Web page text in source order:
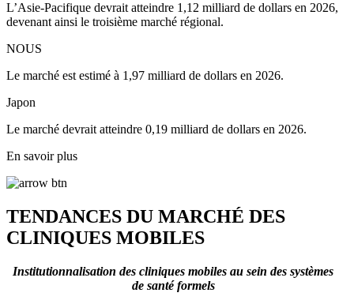
L’Asie-Pacifique devrait atteindre 1,12 milliard de dollars en 2026,
devenant ainsi le troisième marché régional.
NOUS
Le marché est estimé à 1,97 milliard de dollars en 2026.
Japon
Le marché devrait atteindre 0,19 milliard de dollars en 2026.
En savoir plus
TENDANCES DU MARCHÉ DES
CLINIQUES MOBILES
Institutionnalisation des cliniques mobiles au sein des systèmes
de santé formels